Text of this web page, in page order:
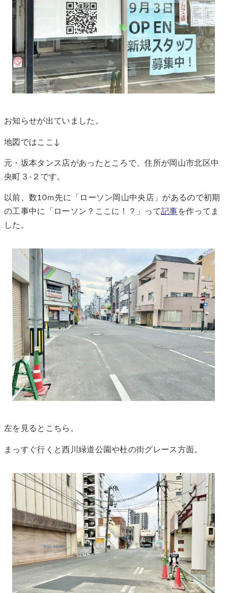
お知らせが出ていました。
地図ではここ↓
元・坂本タンス店があったところで、住所が岡山市北区中
央町３‐２です。
以前、数10ｍ先に「ローソン岡山中央店」があるので初期
の工事中に「ローソン？ここに！？」って記事を作ってま
した。
左を見るとこちら。
まっすぐ行くと西川緑道公園や杜の街グレース方面。